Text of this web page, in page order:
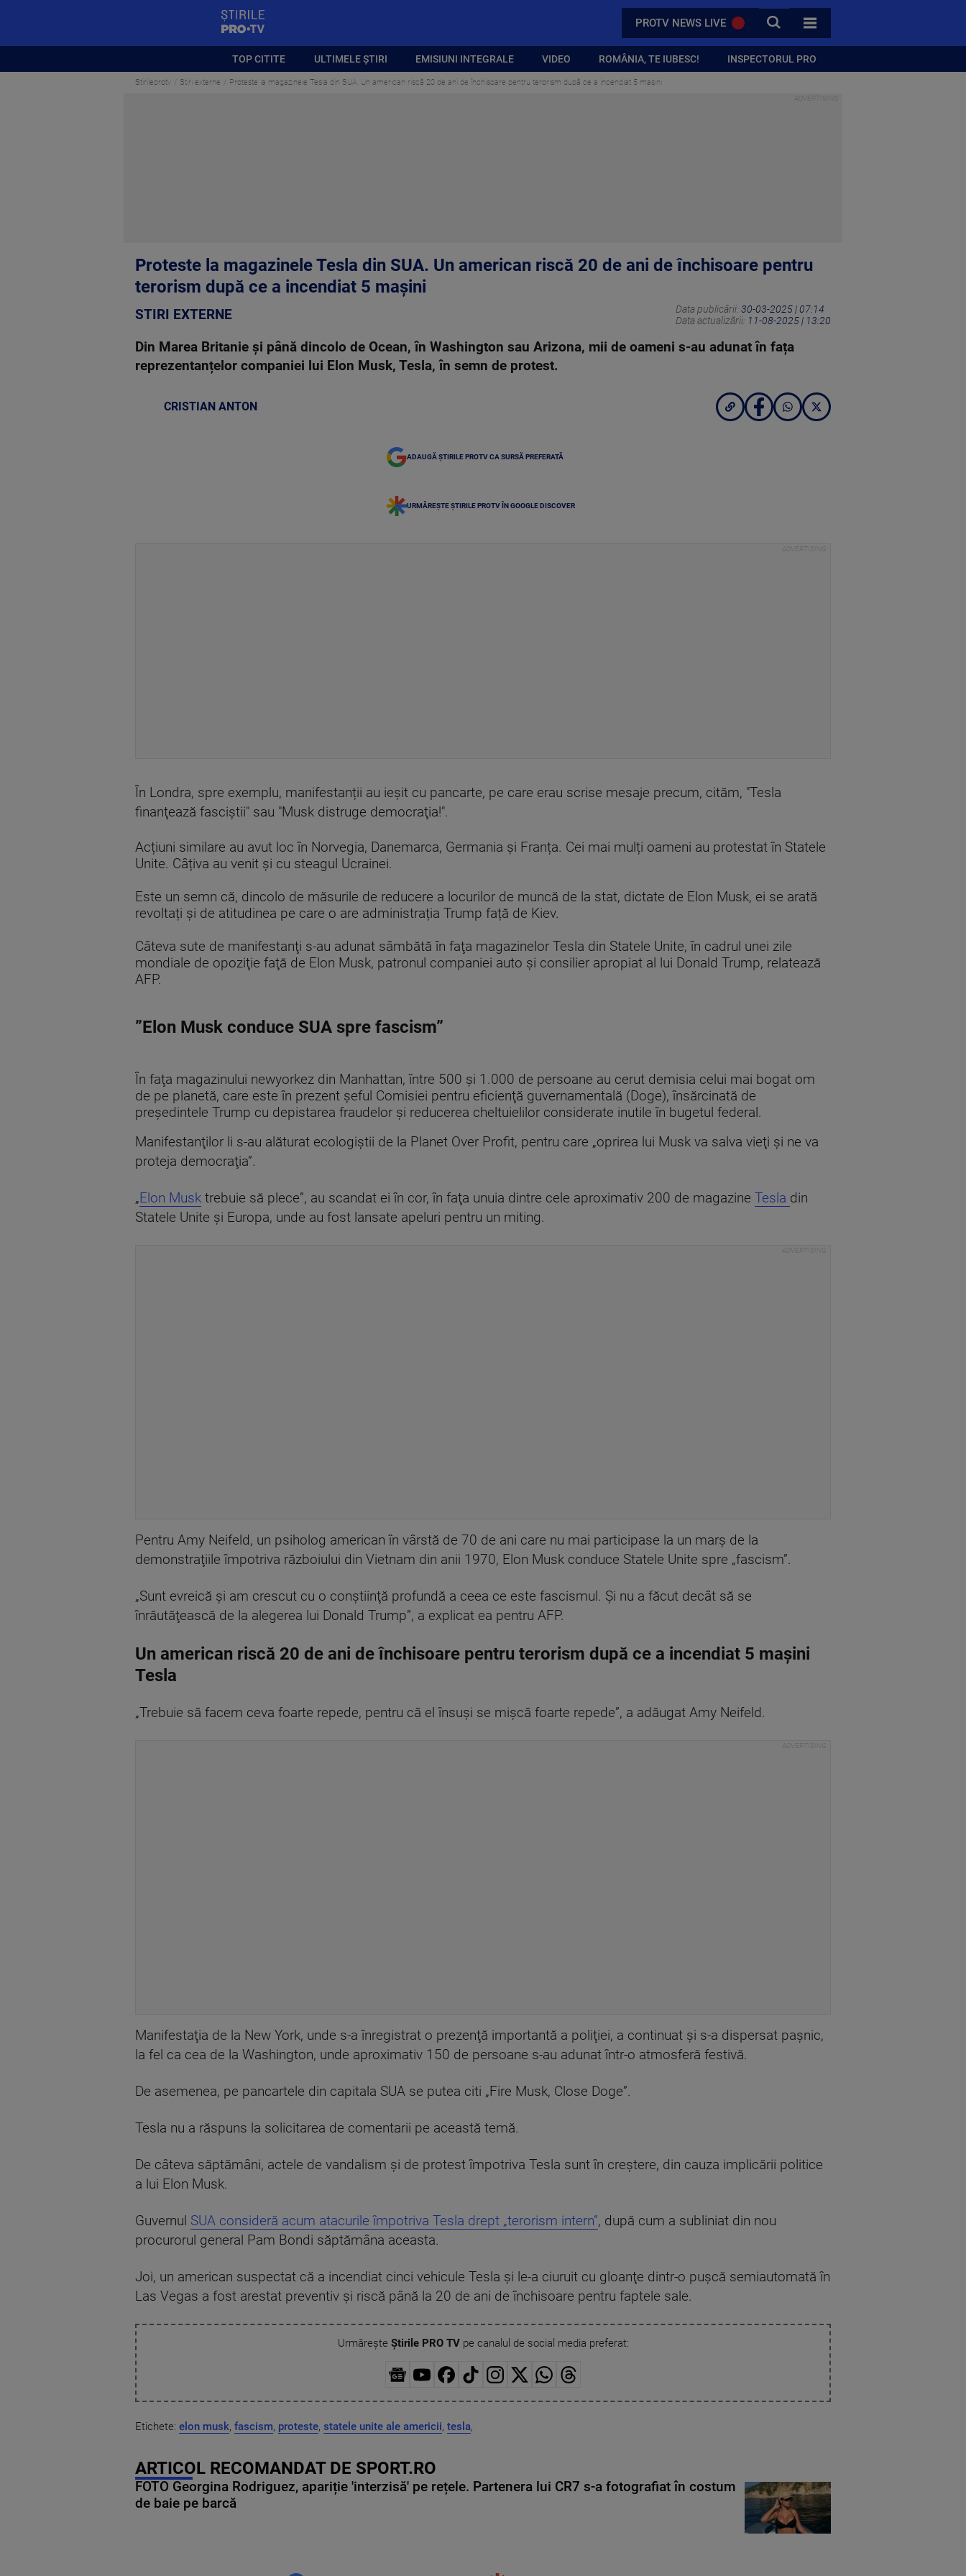
PROTV NEWS LIVE CAUTA
TOATE CATEGORIILE
TOP CITITE ULTIMELE ȘTIRI EMISIUNI INTEGRALE VIDEO ROMÂNIA, TE IUBESC! INSPECTORUL PRO
Stirileprotv Stiri externe Proteste la magazinele Tesla din SUA. Un american riscă 20 de ani de închisoare pentru terorism după ce a incendiat 5 mașini
Proteste la magazinele Tesla din SUA. Un american riscă 20 de ani de închisoare pentru
terorism după ce a incendiat 5 mașini
STIRI EXTERNE Data publicării: 30-03-2025 | 07:14
Data actualizării: 11-08-2025 | 13:20
Din Marea Britanie și până dincolo de Ocean, în Washington sau Arizona, mii de oameni s-au adunat în fața
reprezentanțelor companiei lui Elon Musk, Tesla, în semn de protest.
CRISTIAN ANTON
ADAUGĂ ȘTIRILE PROTV CA SURSĂ PREFERATĂ
URMĂREȘTE ȘTIRILE PROTV ÎN GOOGLE DISCOVER
În Londra, spre exemplu, manifestanții au ieșit cu pancarte, pe care erau scrise mesaje precum, cităm, "Tesla
finanţează fasciştii" sau "Musk distruge democraţia!".
Acțiuni similare au avut loc în Norvegia, Danemarca, Germania și Franța. Cei mai mulți oameni au protestat în Statele
Unite. Câțiva au venit și cu steagul Ucrainei.
Este un semn că, dincolo de măsurile de reducere a locurilor de muncă de la stat, dictate de Elon Musk, ei se arată
revoltați și de atitudinea pe care o are administrația Trump față de Kiev.
Câteva sute de manifestanţi s-au adunat sâmbătă în faţa magazinelor Tesla din Statele Unite, în cadrul unei zile
mondiale de opoziţie faţă de Elon Musk, patronul companiei auto şi consilier apropiat al lui Donald Trump, relatează
AFP.
”Elon Musk conduce SUA spre fascism”
În faţa magazinului newyorkez din Manhattan, între 500 şi 1.000 de persoane au cerut demisia celui mai bogat om
de pe planetă, care este în prezent şeful Comisiei pentru eficienţă guvernamentală (Doge), însărcinată de
preşedintele Trump cu depistarea fraudelor şi reducerea cheltuielilor considerate inutile în bugetul federal.
Manifestanţilor li s-au alăturat ecologiştii de la Planet Over Profit, pentru care „oprirea lui Musk va salva vieţi şi ne va
proteja democraţia”.
„Elon Musk trebuie să plece”, au scandat ei în cor, în faţa unuia dintre cele aproximativ 200 de magazine Tesla din
Statele Unite şi Europa, unde au fost lansate apeluri pentru un miting.
Pentru Amy Neifeld, un psiholog american în vârstă de 70 de ani care nu mai participase la un marş de la
demonstraţiile împotriva războiului din Vietnam din anii 1970, Elon Musk conduce Statele Unite spre „fascism”.
„Sunt evreică şi am crescut cu o conştiinţă profundă a ceea ce este fascismul. Şi nu a făcut decât să se
înrăutăţească de la alegerea lui Donald Trump”, a explicat ea pentru AFP.
Un american riscă 20 de ani de închisoare pentru terorism după ce a incendiat 5 mașini
Tesla
„Trebuie să facem ceva foarte repede, pentru că el însuşi se mişcă foarte repede”, a adăugat Amy Neifeld.
Manifestaţia de la New York, unde s-a înregistrat o prezenţă importantă a poliţiei, a continuat şi s-a dispersat paşnic,
la fel ca cea de la Washington, unde aproximativ 150 de persoane s-au adunat într-o atmosferă festivă.
De asemenea, pe pancartele din capitala SUA se putea citi „Fire Musk, Close Doge”.
Tesla nu a răspuns la solicitarea de comentarii pe această temă.
De câteva săptămâni, actele de vandalism şi de protest împotriva Tesla sunt în creştere, din cauza implicării politice
a lui Elon Musk.
Guvernul SUA consideră acum atacurile împotriva Tesla drept „terorism intern”, după cum a subliniat din nou
procurorul general Pam Bondi săptămâna aceasta.
Joi, un american suspectat că a incendiat cinci vehicule Tesla şi le-a ciuruit cu gloanţe dintr-o puşcă semiautomată în
Las Vegas a fost arestat preventiv şi riscă până la 20 de ani de închisoare pentru faptele sale.
Urmărește Știrile PRO TVpe canalul de social media preferat:
Etichete: elon musk, fascism, proteste, statele unite ale americii, tesla,
ARTICOL RECOMANDAT DE SPORT.RO
FOTO Georgina Rodriguez, apariție 'interzisă' pe rețele. Partenera lui CR7 s-a fotografiat în costum
de baie pe barcă